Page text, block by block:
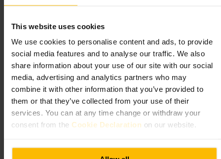
This website uses cookies
We use cookies to personalise content and ads, to provide
social media features and to analyse our traffic. We also
share information about your use of our site with our social
media, advertising and analytics partners who may
combine it with other information that you’ve provided to
them or that they’ve collected from your use of their
services. You can at any time change or withdraw your
consent from the Cookie Declaration on our website.
Hvad du kan forvente
Du får en blanding af permanente udstillinger og skiftende
særudstillinger: skotsk kultur og historie, naturhistorie, teknik og
verdenskultur. Flere sektioner har interaktive elementer som appellerer
til børn og nysgerrige voksne. Bygningens store atrium og de
velordnede rum gør navigation enkel, og personalet er normalt
hjælpsomt. Der er også en tagterrasse med udsigt over byens silhuet.
Planlæg dit besøg